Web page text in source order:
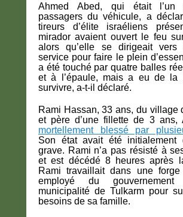
Ahmed Abed, qui était l’un
passagers du véhicule, a
tireurs d’élite israéliens
mirador avaient ouvert le feu
alors qu’elle se dirigeait vers
service pour faire le plein
a été touché par quatre balles
et à l’épaule, mais a eu de la
survivre, a-t-il déclaré.
Rami Hassan, 33 ans, du village
et père d’une fillette de 3 ans,
mortellement blessé par
Son état avait été initialement
grave. Rami n’a pas résisté à
et est décédé 8 heures après
Rami travaillait dans une
employé du
municipalité de Tulkarm pour
besoins de sa famille.